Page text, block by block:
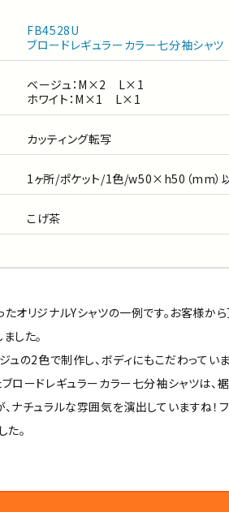
FB4528U
ブロードレギュラーカラー七分袖シャツ
ベージュ：M×2 L×1
ホワイト：M×1 L×1
カッティング転写
1ヶ所/ポケット/1色/w50×h50（mm）
こげ茶
オリジナルYシャツの一例です。お客様か
した。
の2色で制作し、ボディにもこだわっていま
ロードレギュラーカラー七分袖シャツは、
ナチュラルな雰囲気を演出していますね！
た。